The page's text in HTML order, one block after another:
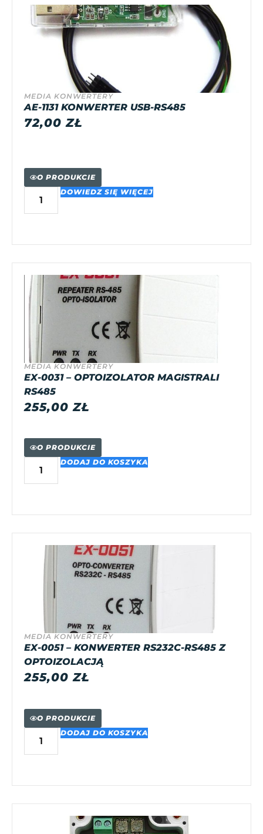
MEDIA KONWERTERY
AE-1131 KONWERTER USB-RS485
72,00ZŁ
O PRODUKCIE
DOWIEDZ SIĘ WIĘCEJ
MEDIA KONWERTERY
EX-0031 – OPTOIZOLATOR MAGISTRALI
RS485
255,00ZŁ
O PRODUKCIE
DODAJ DO KOSZYKA
MEDIA KONWERTERY
EX-0051 – KONWERTER RS232C-RS485 Z
OPTOIZOLACJĄ
255,00ZŁ
O PRODUKCIE
DODAJ DO KOSZYKA